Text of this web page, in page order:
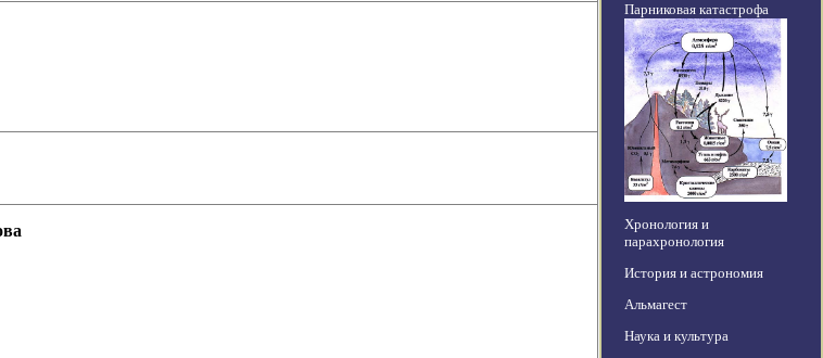
Парниковая катастрофа
Хронология и
парахронология
История и астрономия
Альмагест
Наука и культура